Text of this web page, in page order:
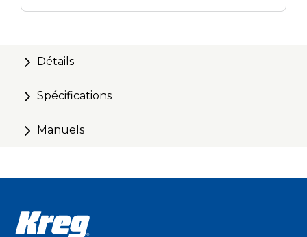
Détails
Spécifications
Manuels